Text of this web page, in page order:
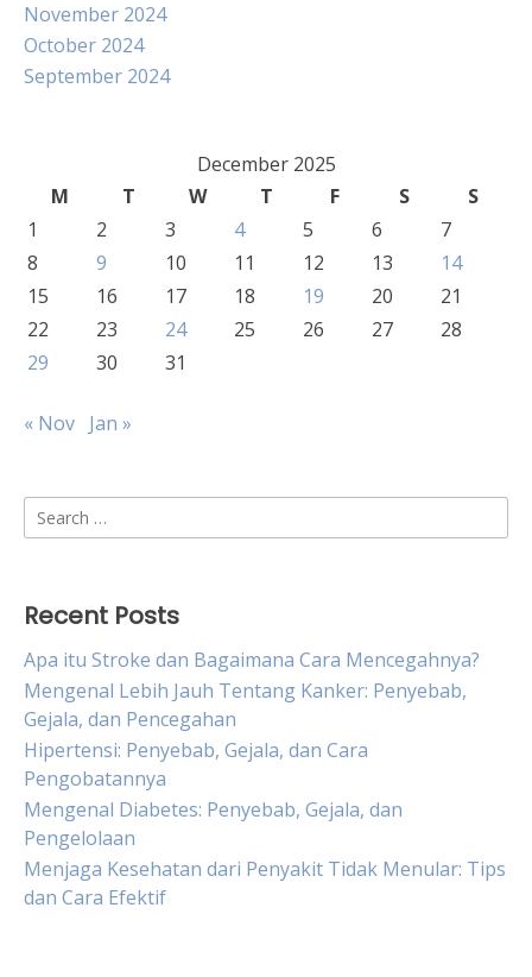
November 2024
October 2024
September 2024
December 2025
M
T W T F S
S
1
2 3 4 5 6
7
8
9 10 11 12 13
14
15
16 17 18 19 20
21
22
23 24 25 26 27
28
29
30 31
« Nov Jan »
Search
for:
Recent Posts
Apa itu Stroke dan Bagaimana Cara Mencegahnya?
Mengenal Lebih Jauh Tentang Kanker: Penyebab,
Gejala, dan Pencegahan
Hipertensi: Penyebab, Gejala, dan Cara
Pengobatannya
Mengenal Diabetes: Penyebab, Gejala, dan
Pengelolaan
Menjaga Kesehatan dari Penyakit Tidak Menular: Tips
dan Cara Efektif